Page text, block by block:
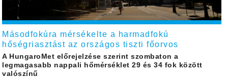
Másodfokúra mérsékelte a harmadfokú
hőségriasztást az országos tiszti főorvos
A HungaroMet előrejelzése szerint szombaton a
legmagasabb nappali hőmérséklet 29 és 34 fok között
valószínű